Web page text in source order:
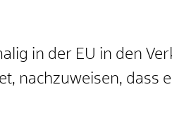
in der EU in den
nachzuweisen, dass